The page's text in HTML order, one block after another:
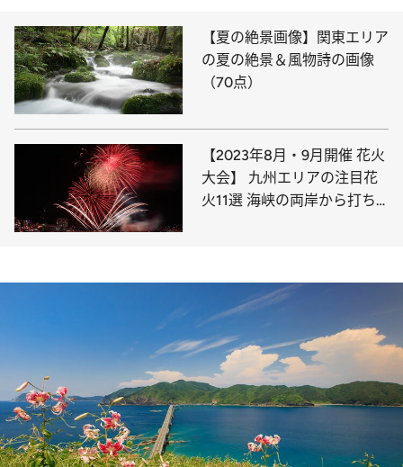
【夏の絶景画像】関東エリア
の夏の絶景＆風物詩の画像
（70点）
【2023年8月・9月開催 花火
大会】 九州エリアの注目花
火11選 海峡の両岸から打ち